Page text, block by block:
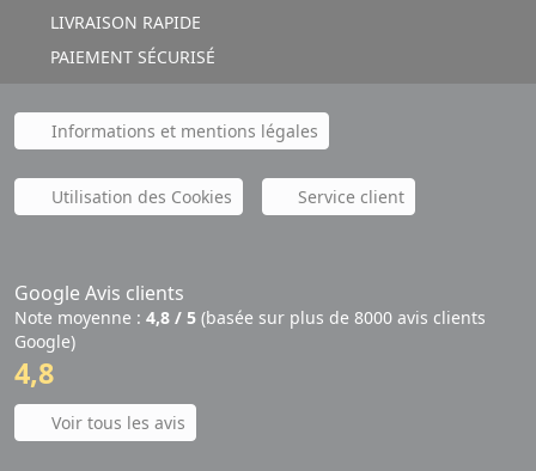
LIVRAISON RAPIDE
PAIEMENT SÉCURISÉ
Informations et mentions légales
Utilisation des Cookies Service client
Google Avis clients
Note moyenne : 4,8 / 5 (basée sur plus de 8000 avis clients
Google)
4,8
Voir tous les avis